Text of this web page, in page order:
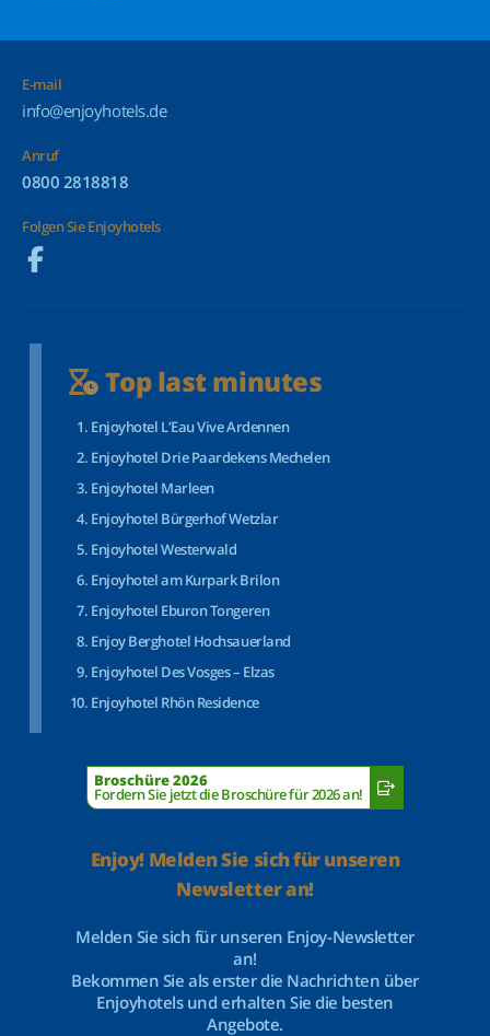
E-mail
info@enjoyhotels.de
Anruf
0800 2818818
Folgen Sie Enjoyhotels
Top last minutes
Enjoyhotel L’Eau Vive Ardennen
Enjoyhotel Drie Paardekens Mechelen
Enjoyhotel Marleen
Enjoyhotel Bürgerhof Wetzlar
Enjoyhotel Westerwald
Enjoyhotel am Kurpark Brilon
Enjoyhotel Eburon Tongeren
Enjoy Berghotel Hochsauerland
Enjoyhotel Des Vosges – Elzas
Enjoyhotel Rhön Residence
Broschüre 2026
Fordern Sie jetzt die Broschüre für 2026 an!
Enjoy! Melden Sie sich für unseren
Newsletter an!
Melden Sie sich für unseren Enjoy-Newsletter
an!
Bekommen Sie als erster die Nachrichten über
Enjoyhotels und erhalten Sie die besten
Angebote.